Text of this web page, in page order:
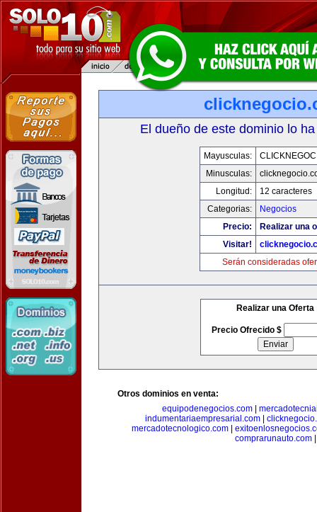
El dueño de este dominio lo
Mayusculas:
Minusculas:
Longitud:
12 caracteres
Categorias:
Negocios
Precio:
Realizar una
Visitar!
Serán consideradas
Realizar una Oferta
Precio Ofrecido $
Otros dominios en venta:
equipodenegocios.com|
indumentariaempresarial.com
mercadotecnologico.com
comprarunauto.com|